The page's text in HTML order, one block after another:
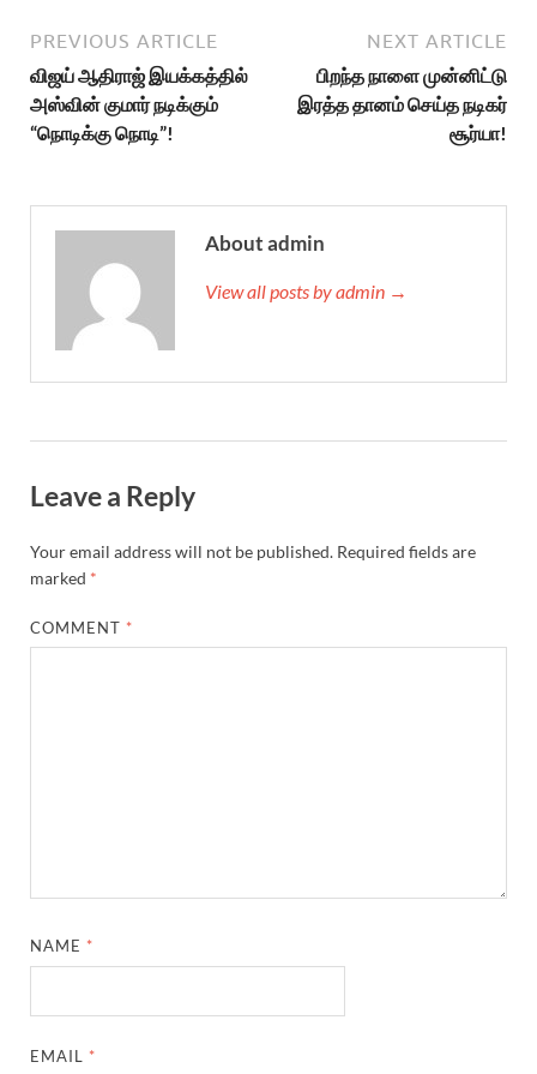
PREVIOUS ARTICLE
விஜய் ஆதிராஜ் இயக்கத்தில்
அஸ்வின் குமார் நடிக்கும்
“நொடிக்கு நொடி”!
NEXT ARTICLE
பிறந்த நாளை முன்னிட்டு
இரத்த தானம் செய்த நடிகர்
சூர்யா!
About admin
View all posts by admin →
Leave a Reply
Your email address will not be published. Required fields are
marked *
COMMENT *
NAME *
EMAIL *